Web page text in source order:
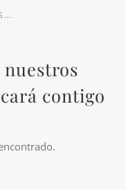
nuestros
contigo